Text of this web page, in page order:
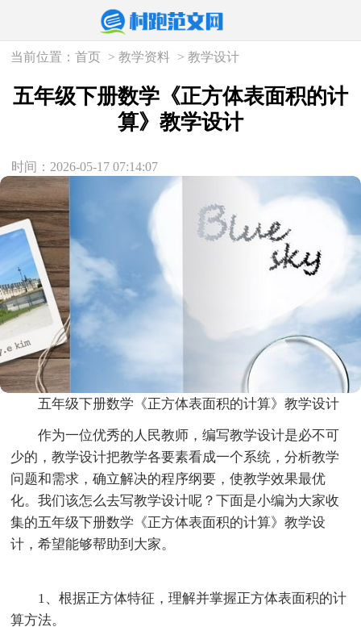
当前位置：首页 >教学资料 >教学设计
五年级下册数学《正方体表面积的计
算》教学设计
时间：2026-05-17 07:14:07
五年级下册数学《正方体表面积的计算》教学设计
作为一位优秀的人民教师，编写教学设计是必不可
少的，教学设计把教学各要素看成一个系统，分析教学
问题和需求，确立解决的程序纲要，使教学效果最优
化。我们该怎么去写教学设计呢？下面是小编为大家收
集的五年级下册数学《正方体表面积的计算》教学设
计，希望能够帮助到大家。
1、根据正方体特征，理解并掌握正方体表面积的计
算方法。